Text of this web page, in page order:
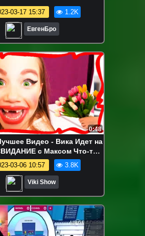
В MINECRAFT!
Майнкрафт
03-17 15:37 1.2K
ЕвгенБро
0:48
Видео - Вика Идет на
с Максом Что-то
Так Смотреть Всем / Вики
Шоу
03-06 10:57 3.8K
Viki Show